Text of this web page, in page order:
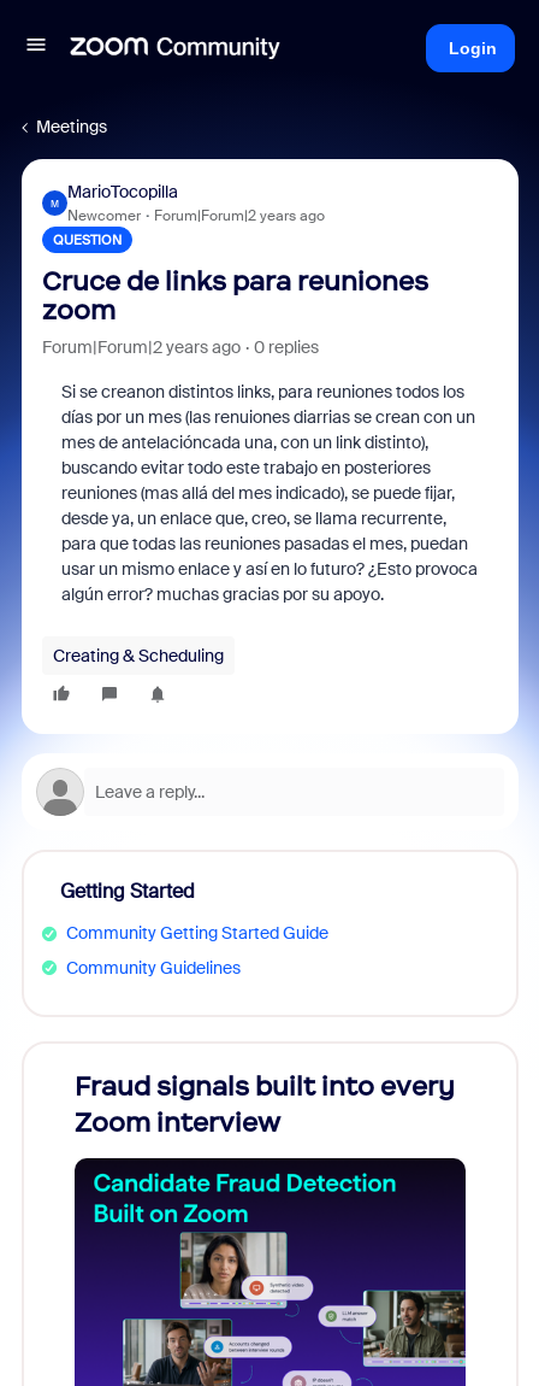
Login
Meetings
M
MarioTocopilla
Newcomer Forum|Forum|2 years ago
QUESTION
Cruce de links para reuniones
zoom
Forum|Forum|2 years ago 0 replies
Si se creanon distintos links, para reuniones todos los
días por un mes (las renuiones diarrias se crean con un
mes de antelacióncada una, con un link distinto),
buscando evitar todo este trabajo en posteriores
reuniones (mas allá del mes indicado), se puede fijar,
desde ya, un enlace que, creo, se llama recurrente,
para que todas las reuniones pasadas el mes, puedan
usar un mismo enlace y así en lo futuro? ¿Esto provoca
algún error? muchas gracias por su apoyo.
Creating & Scheduling
Getting Started
Community Getting Started Guide
Community Guidelines
Fraud signals built into every
Zoom interview